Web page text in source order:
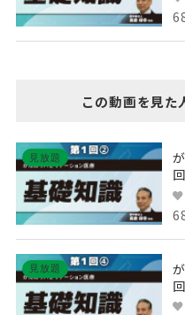
この動画を見た
見放題
見放題